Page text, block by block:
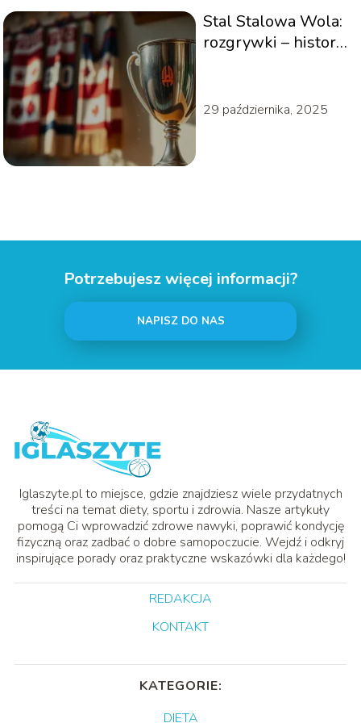
Stal Stalowa Wola:
rozgrywki – historia
29 października, 2025
Potrzebujesz więcej informacji?
NAPISZ DO NAS
Iglaszyte.pl to miejsce, gdzie znajdziesz wiele przydatnych
treści na temat diety, sportu i zdrowia. Nasze artykuły
pomogą Ci wprowadzić zdrowe nawyki, poprawić kondycję
fizyczną oraz zadbać o dobre samopoczucie. Wejdź i odkryj
inspirujące porady oraz praktyczne wskazówki dla każdego!
REDAKCJA
KONTAKT
KATEGORIE:
DIETA